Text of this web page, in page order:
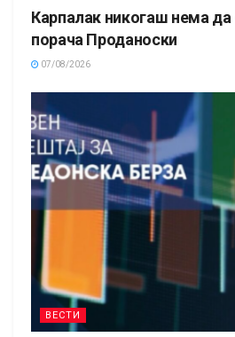
Карпалак никогаш нема да
порача Проданоски
07/08/2026
ВЕСТИ